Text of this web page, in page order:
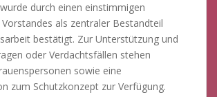
durch einen einstimmigen
als zentraler Bestandteil
bestätigt. Zur Unterstützung und
oder Verdachtsfällen stehen
sowie eine
zum Schutzkonzept zur Verfügung.